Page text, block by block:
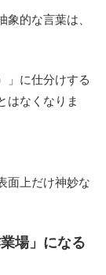
的な言葉は、
」に仕分けする
はなくなりま
面上だけ神妙な
場」になる